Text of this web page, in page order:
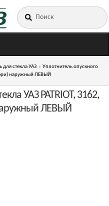
Искать:
для стекла УАЗ
Уплотнитель опускного
наружный ЛЕВЫЙ
УАЗ PATRIOT, 3162,
ЛЕВЫЙ